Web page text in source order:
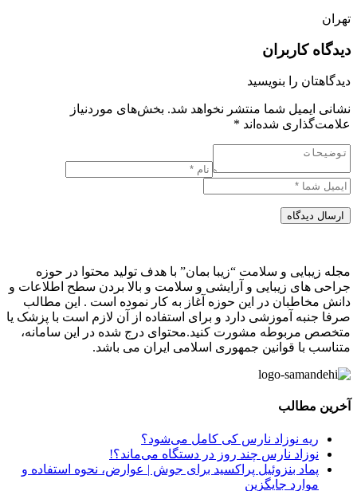
تهران
دیدگاه کاربران
دیدگاهتان را بنویسید
نشانی ایمیل شما منتشر نخواهد شد. بخش‌های موردنیاز
علامت‌گذاری شده‌اند *
ارسال دیدگاه
مجله زیبایی و سلامت “زیبا بمان” با هدف تولید محتوا در حوزه
جراحی های زیبایی و آرایشی و سلامت و بالا بردن سطح اطلاعات و
دانش مخاطبان در این حوزه آغاز به کار نموده است . این مطالب
صرفا جنبه آموزشی دارد و برای استفاده از آن لازم است با پزشک یا
متخصص مربوطه مشورت کنید.محتوای درج شده در این سامانه،
متناسب با قوانین جمهوری اسلامی ایران می باشد.
آخرین مطالب
ریه نوزاد نارس کی کامل می‌شود؟
نوزاد نارس چند روز در دستگاه می‌ماند؟!
پماد بنزوئیل پراکسید برای جوش | عوارض، نحوه استفاده و
موارد جایگزین